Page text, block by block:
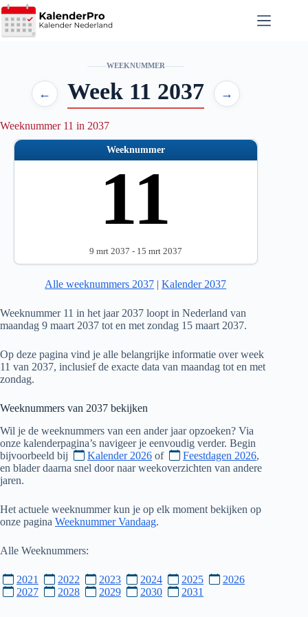
Ga
naar
de
WEEKNUMMER
← Week 11 2037 →
Weeknummer 11 in 2037
Weeknummer
11
9 mrt 2037 - 15 mrt 2037
Alle weeknummers 2037 |Kalender 2037
Weeknummer 11 in het jaar 2037 loopt in Nederland van
maandag 9 maart 2037 tot en met zondag 15 maart 2037.
Op deze pagina vind je alle belangrijke informatie over week
11 van 2037, inclusief de exacte data van maandag tot en met
zondag.
Weeknummers van 2037 bekijken
Wil je de weeknummers van een ander jaar opzoeken? Via
onze kalenderpagina’s navigeer je eenvoudig verder. Begin
bijvoorbeeld bij
Kalender 2026 of Feestdagen 2026,
en blader daarna snel door naar weekoverzichten van andere
jaren.
Het actuele weeknummer kun je op elk moment bekijken op
onze pagina Weeknummer Vandaag.
Alle Weeknummers:
2021 2022 2023 2024 2025
2026
2027
2028 2029 2030 2031